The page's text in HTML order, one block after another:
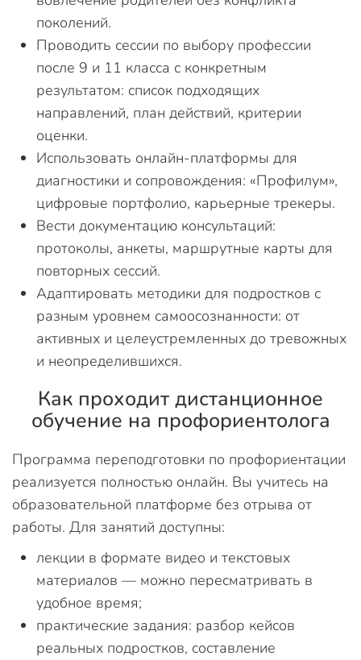
поколений.
Проводить сессии по выбору профессии
после 9 и 11 класса с конкретным
результатом: список подходящих
направлений, план действий, критерии
оценки.
Использовать онлайн-платформы для
диагностики и сопровождения: «Профилум»,
цифровые портфолио, карьерные трекеры.
Вести документацию консультаций:
протоколы, анкеты, маршрутные карты для
повторных сессий.
Адаптировать методики для подростков с
разным уровнем самоосознанности: от
активных и целеустремленных до тревожных
и неопределившихся.
Как проходит дистанционное
обучение на профориентолога
Программа переподготовки по профориентации
реализуется полностью онлайн. Вы учитесь на
образовательной платформе без отрыва от
работы. Для занятий доступны:
лекции в формате видео и текстовых
материалов — можно пересматривать в
удобное время;
практические задания: разбор кейсов
реальных подростков, составление